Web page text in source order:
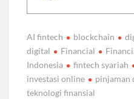
AI fintech blockchain
digital
Financial
Indonesia
fintech syariah
investasi online
pinjaman
teknologi finansial